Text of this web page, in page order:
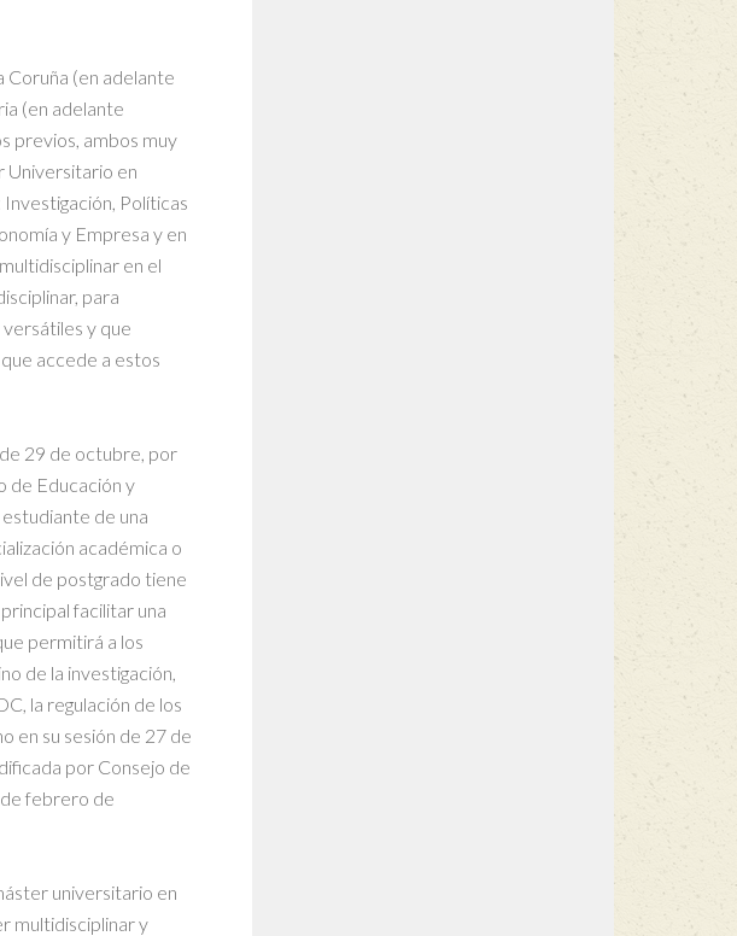
Coruña (en adelante
(en adelante
previos, ambos muy
Universitario en
Políticas
y Empresa y en
en el
para
y que
accede a estos
29 de octubre, por
de Educación y
de una
académica o
de postgrado tiene
facilitar una
permitirá a los
de la investigación,
la regulación de los
en su sesión de 27 de
por Consejo de
febrero de
universitario en
multidisciplinar y